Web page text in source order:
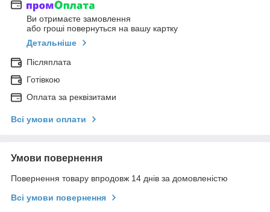
Ви отримаєте замовлення
або гроші повернуться на вашу картку
Детальніше
Післяплата
Готівкою
Оплата за реквізитами
Всі умови оплати
Умови повернення
Повернення товару впродовж 14 днів за домовленістю
Всі умови повернення